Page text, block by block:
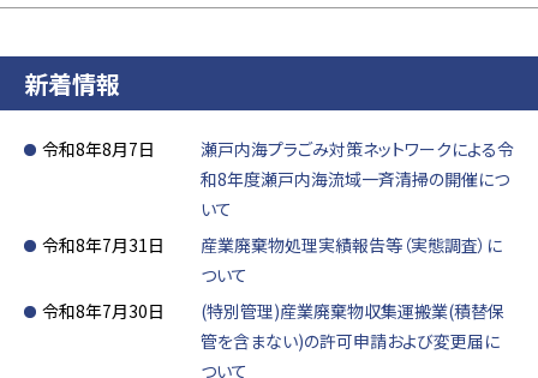
新着情報
令和8年8月7日
瀬戸内海プラごみ対策ネットワークによる令
和8年度瀬戸内海流域一斉清掃の開催につ
いて
令和8年7月31日
産業廃棄物処理実績報告等（実態調査）に
ついて
令和8年7月30日
(特別管理)産業廃棄物収集運搬業(積替保
管を含まない)の許可申請および変更届に
ついて